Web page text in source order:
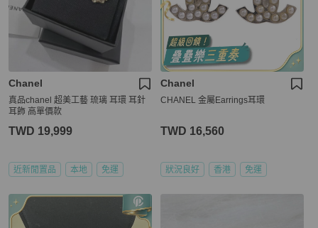
Chanel
真品chanel 超美工藝 琉璃 耳環 耳針
耳飾 高單價款
TWD 19,999
近新閒置品 本地 免運
Chanel
CHANEL 金屬Earrings耳環
TWD 16,560
狀況良好 香港 免運